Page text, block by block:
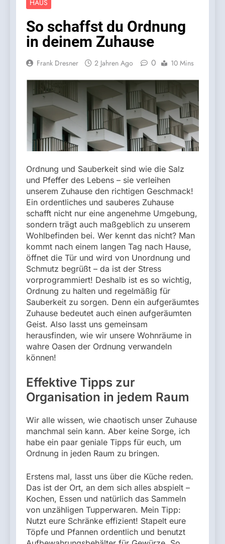
HAUS
So schaffst du Ordnung
in deinem Zuhause
Frank Dresner 2 Jahren Ago 0 10 Mins
Ordnung und Sauberkeit sind wie die Salz
und Pfeffer des Lebens – sie verleihen
unserem Zuhause den richtigen Geschmack!
Ein ordentliches und sauberes Zuhause
schafft nicht nur eine angenehme Umgebung,
sondern trägt auch maßgeblich zu unserem
Wohlbefinden bei. Wer kennt das nicht? Man
kommt nach einem langen Tag nach Hause,
öffnet die Tür und wird von Unordnung und
Schmutz begrüßt – da ist der Stress
vorprogrammiert! Deshalb ist es so wichtig,
Ordnung zu halten und regelmäßig für
Sauberkeit zu sorgen. Denn ein aufgeräumtes
Zuhause bedeutet auch einen aufgeräumten
Geist. Also lasst uns gemeinsam
herausfinden, wie wir unsere Wohnräume in
wahre Oasen der Ordnung verwandeln
können!
Effektive Tipps zur
Organisation in jedem Raum
Wir alle wissen, wie chaotisch unser Zuhause
manchmal sein kann. Aber keine Sorge, ich
habe ein paar geniale Tipps für euch, um
Ordnung in jeden Raum zu bringen.
Erstens mal, lasst uns über die Küche reden.
Das ist der Ort, an dem sich alles abspielt –
Kochen, Essen und natürlich das Sammeln
von unzähligen Tupperwaren. Mein Tipp:
Nutzt eure Schränke effizient! Stapelt eure
Töpfe und Pfannen ordentlich und benutzt